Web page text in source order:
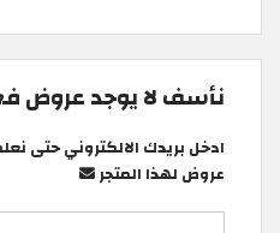
نأسف لا يوجد عروض
ادخل بريدك الالكتروني حتى
عروض لهذا المتجر